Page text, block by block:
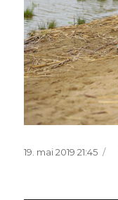
Postitatud
19. mai 2019 21:45